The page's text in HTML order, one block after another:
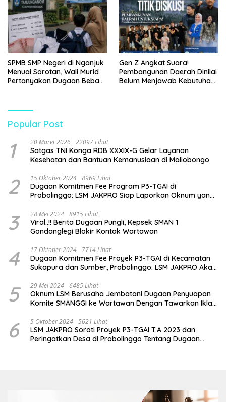
SPMB SMP Negeri di Nganjuk
Menuai Sorotan, Wali Murid
Pertanyakan Dugaan Beban
Pendidikan
Gen Z Angkat Suara!
Pembangunan Daerah Dinilai
Belum Menjawab Kebutuhan
Popular Post
1 20 Maret 2026 22097 Lihat
Satgas TNI Konga RDB XXXIX-G Gelar Layanan
Kesehatan dan Bantuan Kemanusiaan di Maliobongo
2 15 Oktober 2024 8969 Lihat
Dugaan Komitmen Fee Program P3-TGAI di
Probolinggo: LSM JAKPRO Siap Laporkan Oknum yang
3 28 Mei 2024 8915 Lihat
Viral..!! Berita Dugaan Pungli, Kepsek SMAN 1
Gondanglegi Blokir Kontak Wartawan
4 17 Oktober 2024 7714 Lihat
Dugaan Komitmen Fee Proyek P3-TGAI di Kecamatan
Sukapura dan Sumber, Probolinggo: LSM JAKPRO Akan
5 29 Mei 2024 6485 Lihat
Oknum LSM Berusaha Jembatani Dugaan Penyuapan
Komite SMANGGI ke Wartawan Dengan Tawarkan Iklan
6 5 Oktober 2024 5621 Lihat
LSM JAKPRO Soroti Proyek P3-TGAI T.A 2023 dan
Peringatkan Desa di Probolinggo Tentang Dugaan